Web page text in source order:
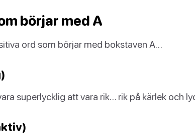
börjar med A
ord som börjar med bokstaven A…
superlycklig att vara rik… rik på kärlek och